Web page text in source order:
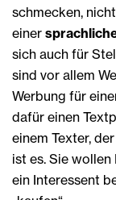
schmecken,
einer
sich auch für
sind vor allem
Werbung für
dafür einen
einem Texter,
ist es. Sie wollen
ein Interessent